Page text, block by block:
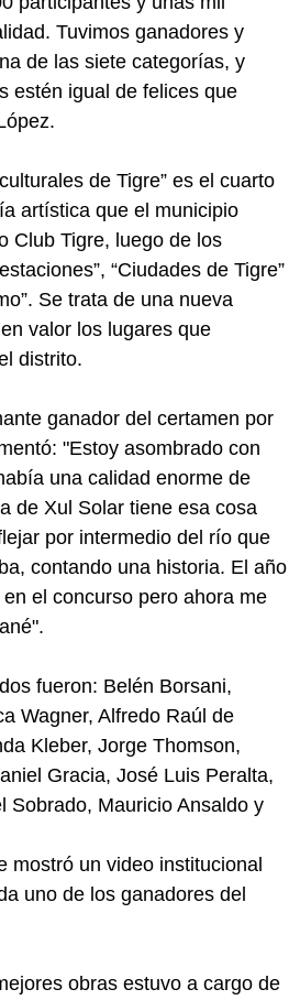
Tuvimos ganadores y
de las siete categorías, y
estén igual de felices que
de Tigre” es el cuarto
artística que el municipio
Club Tigre, luego de los
“Ciudades de Tigre”
Se trata de una nueva
valor los lugares que
distrito.
ganador del certamen por
"Estoy asombrado con
una calidad enorme de
de Xul Solar tiene esa cosa
por intermedio del río que
contando una historia. El año
el concurso pero ahora me
fueron: Belén Borsani,
Wagner, Alfredo Raúl de
Kleber, Jorge Thomson,
Gracia, José Luis Peralta,
Sobrado, Mauricio Ansaldo y
mostró un video institucional
uno de los ganadores del
obras estuvo a cargo de